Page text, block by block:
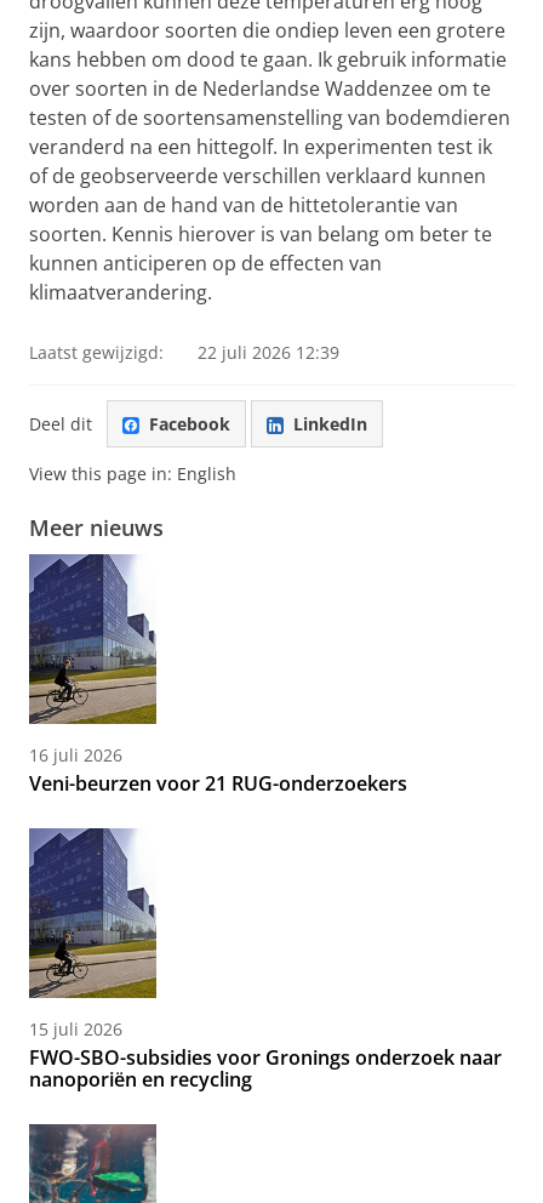
zijn, waardoor soorten die ondiep leven een grotere
kans hebben om dood te gaan. Ik gebruik informatie
over soorten in de Nederlandse Waddenzee om te
testen of de soortensamenstelling van bodemdieren
veranderd na een hittegolf. In experimenten test ik
of de geobserveerde verschillen verklaard kunnen
worden aan de hand van de hittetolerantie van
soorten. Kennis hierover is van belang om beter te
kunnen anticiperen op de effecten van
klimaatverandering.
Laatst gewijzigd: 22 juli 2026 12:39
Deel dit Facebook LinkedIn
View this page in: English
Meer nieuws
16 juli 2026
Veni-beurzen voor 21 RUG-onderzoekers
15 juli 2026
FWO-SBO-subsidies voor Gronings onderzoek naar
nanoporiën en recycling